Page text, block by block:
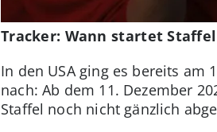
Tracker: Wann startet
In den USA ging es bereits am
nach: Ab dem 11. Dezember
Staffel noch nicht gänzlich